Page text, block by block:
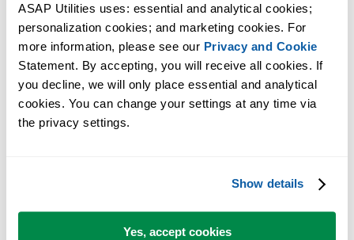
ASAP Utilities uses: essential and analytical cookies;
personalization cookies; and marketing cookies. For
more information, please see our Privacy and Cookie
Statement. By accepting, you will receive all cookies. If
you decline, we will only place essential and analytical
cookies. You can change your settings at any time via
the privacy settings.
Show details
Yes, accept cookies